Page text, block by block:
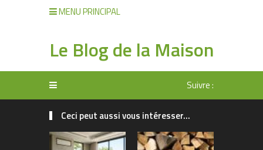
MENU PRINCIPAL
Le Blog de la Maison
Suivre :
Ceci peut aussi vous intéresser...